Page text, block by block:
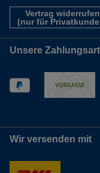
Vertrag widerrufen
(nur für
Unsere
Wir versenden mit